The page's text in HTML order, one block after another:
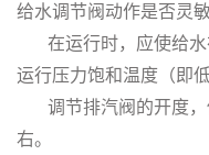
给水调节阀动作是否灵
在运行时，应使给水
运行压力饱和温度（即
调节排汽阀的开度，
右。